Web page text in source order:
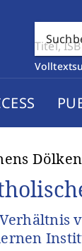
Dölken